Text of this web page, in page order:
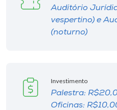
Auditório
vespertino) e
(noturno)
Investimento
Palestra:
Oficinas: